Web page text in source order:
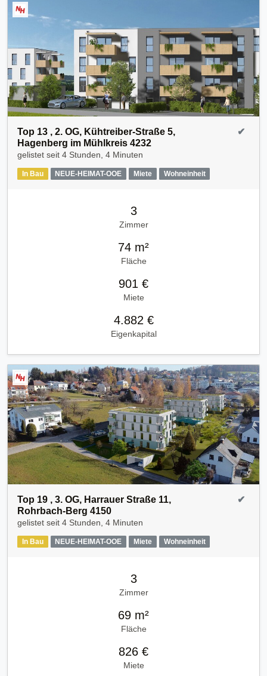
Top 13 , 2. OG, Kühtreiber-Straße 5,
Hagenberg im Mühlkreis 4232
gelistet seit 4 Stunden, 4 Minuten
In Bau NEUE-HEIMAT-OOE Miete Wohneinheit
✔
3
Zimmer
74 m²
Fläche
901 €
Miete
4.882 €
Eigenkapital
Top 19 , 3. OG, Harrauer Straße 11,
Rohrbach-Berg 4150
gelistet seit 4 Stunden, 4 Minuten
In Bau NEUE-HEIMAT-OOE Miete Wohneinheit
✔
3
Zimmer
69 m²
Fläche
826 €
Miete